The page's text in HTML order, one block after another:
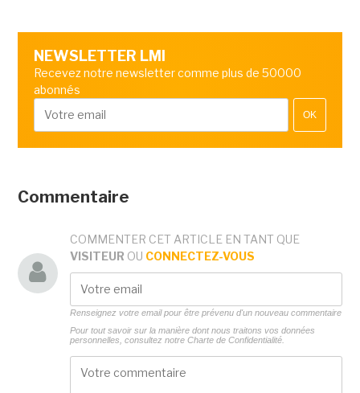
NEWSLETTER LMI
Recevez notre newsletter comme plus de 50000
abonnés
OK
Commentaire
COMMENTER CET ARTICLE EN TANT QUE
VISITEUR OU CONNECTEZ-VOUS
Renseignez votre email pour être prévenu d'un nouveau commentaire
Pour tout savoir sur la manière dont nous traitons vos données
personnelles, consultez notre Charte de Confidentialité.